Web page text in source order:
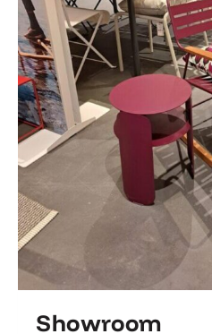
Showroom